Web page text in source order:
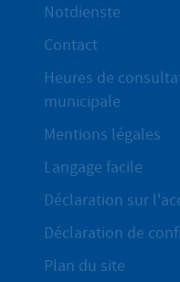
Notdienste
Contact
Heures de
municipale
Mentions légales
Langage facile
Déclaration sur
Déclaration de
Plan du site